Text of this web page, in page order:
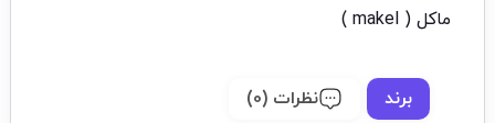
ماکل ( makel )
برند نظرات (0)